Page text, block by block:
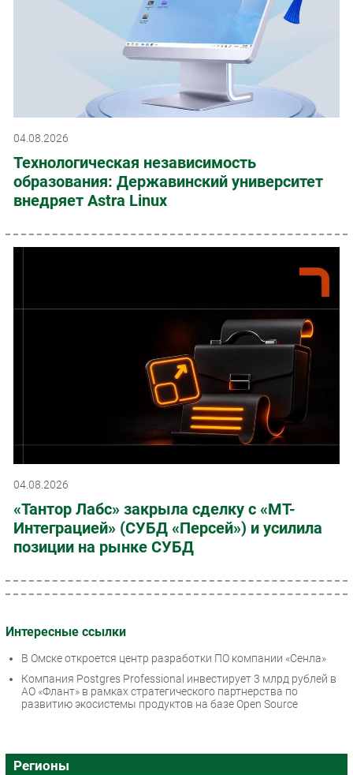
04.08.2026
Технологическая независимость
образования: Державинский университет
внедряет Astra Linux
04.08.2026
«Тантор Лабс» закрыла сделку с «МТ-
Интеграцией» (СУБД «Персей») и усилила
позиции на рынке СУБД
Интересные ссылки
В Омске откроется центр разработки ПО компании «Сенла»
Компания Postgres Professional инвестирует 3 млрд рублей в
АО «Флант» в рамках стратегического партнерства по
развитию экосистемы продуктов на базе Open Source
Регионы